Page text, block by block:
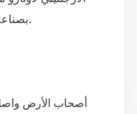
بصناعة من التركي هاكان تشالهان أوغلو.
أصحاب الأرض